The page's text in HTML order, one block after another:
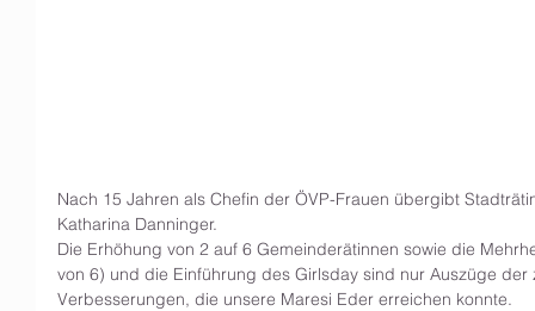
Nach 15 Jahren als Chefin der ÖVP-Frauen übergibt
Katharina Danninger.
Die Erhöhung von 2 auf 6 Gemeinderätinnen sowie die
von 6) und die Einführung des Girlsday sind nur Auszüge
Verbesserungen, die unsere Maresi Eder erreichen konnte.